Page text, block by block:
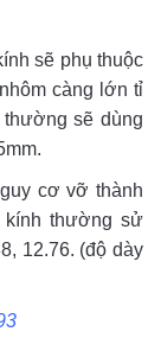
sẽ phụ thuộc
càng lớn tỉ
sẽ dùng
cơ vỡ thành
kính thường sử
12.76. (độ dày